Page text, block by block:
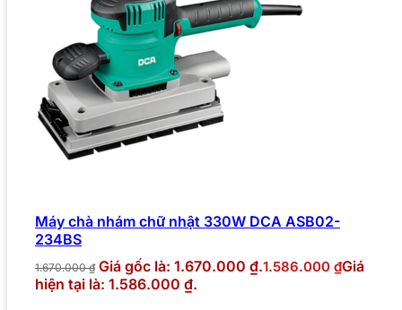
Máy chà nhám chữ nhật 330W DCA ASB02-
234BS
1.670.000₫ Giá gốc là: 1.670.000 ₫.1.586.000 ₫Giá
hiện tại là: 1.586.000 ₫.